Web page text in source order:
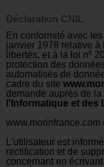
Déclaration CNIL
En conformité avec
janvier 1978 relative à
libertés, et à la loi nº
protection des
automatisés de
cadre du site
demande auprès de la
l'Informatique et des
www.morinfrance.com
L'utilisateur est
rectification et de
concernant en écrivant